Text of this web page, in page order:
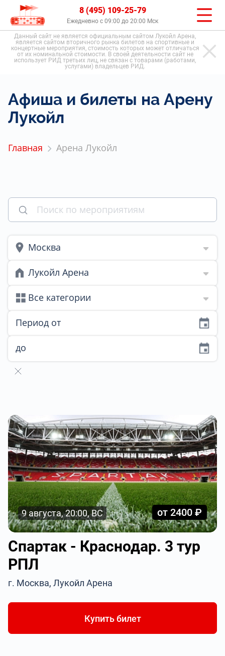
8 (495) 109-25-79
Ежедневно с 09:00 до 20:00 Мск
Данный сайт не является официальным сайтом Лукойл Арена,
является сайтом вторичного рынка билетов на спортивные и
концертные мероприятия, стоимость которых может отличаться
от их номинальной стоимости. В своей деятельности сайт не
использует РИД третьих лиц, не связан с товарами (работами,
услугами) владельцев РИД.
Афиша и билеты на Арену
Лукойл
Главная Арена Лукойл
Москва
Лукойл Арена
Все категории
Период от
до
9 августа, 20:00, ВС от 2400 ₽
Спартак - Краснодар. 3 тур
РПЛ
г. Москва, Лукойл Арена
Купить билет